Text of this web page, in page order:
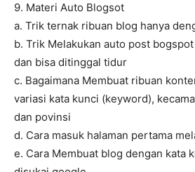
9. Materi Auto Blogsot
a. Trik ternak ribuan blog hanya
b. Trik Melakukan auto post
dan bisa ditinggal tidur
c. Bagaimana Membuat ribuan
variasi kata kunci (keyword),
dan povinsi
d. Cara masuk halaman pertama
e. Cara Membuat blog dengan kata